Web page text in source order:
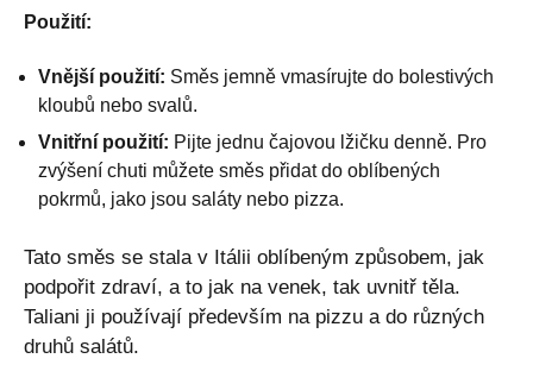
Použití:
Vnější použití: Směs jemně vmasírujte do bolestivých
kloubů nebo svalů.
Vnitřní použití: Pijte jednu čajovou lžičku denně. Pro
zvýšení chuti můžete směs přidat do oblíbených
pokrmů, jako jsou saláty nebo pizza.
Tato směs se stala v Itálii oblíbeným způsobem, jak
podpořit zdraví, a to jak na venek, tak uvnitř těla.
Taliani ji používají především na pizzu a do různých
druhů salátů.